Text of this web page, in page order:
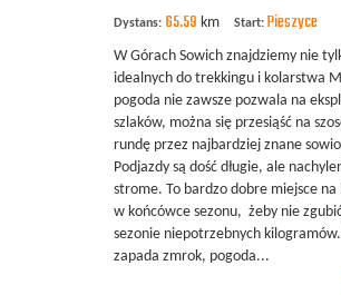
Dystans: 65.59 km Start: Pieszyce
W Górach Sowich znajdziemy nie
idealnych do trekkingu i kolarstwa
pogoda nie zawsze pozwala na
szlaków, można się przesiąść na
rundę przez najbardziej znane
Podjazdy są dość długie, ale
strome. To bardzo dobre miejsce
w końcówce sezonu, żeby nie
sezonie niepotrzebnych
zapada zmrok, pogoda...